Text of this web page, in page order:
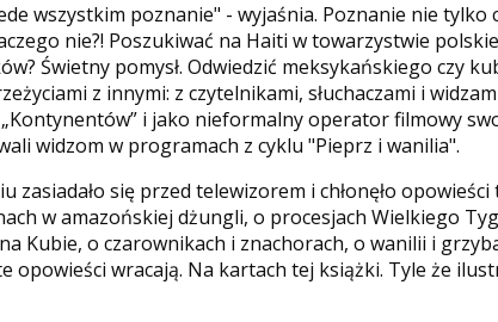
wszystkim poznanie" - wyjaśnia. Poznanie nie tylko
nie?! Poszukiwać na Haiti w towarzystwie
Świetny pomysł. Odwiedzić meksykańskiego czy
z innymi: z czytelnikami, słuchaczami i
i jako nieformalny operator filmowy
widzom w programach z cyklu "Pieprz i wanilia".
się przed telewizorem i chłonęło opowieści
w amazońskiej dżungli, o procesjach Wielkiego
Kubie, o czarownikach i znachorach, o wanilii i
opowieści wracają. Na kartach tej książki. Tyle że